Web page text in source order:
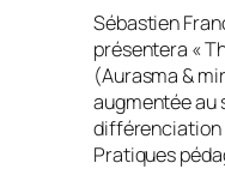
Sébastien
présentera «
(Aurasma &
augmentée au
différenciation
Pratiques